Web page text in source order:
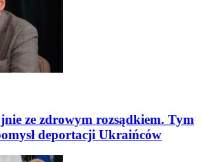
ze zdrowym rozsądkiem. Tym
deportacji Ukraińców